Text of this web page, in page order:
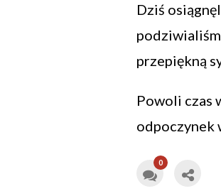
Dziś
przepiękną
Powoli czas
odpoczynek
0